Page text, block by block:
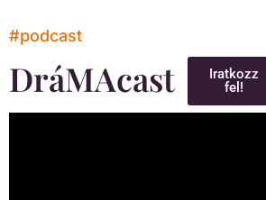
#podcast
DráMAcast
Iratkozz
fel!